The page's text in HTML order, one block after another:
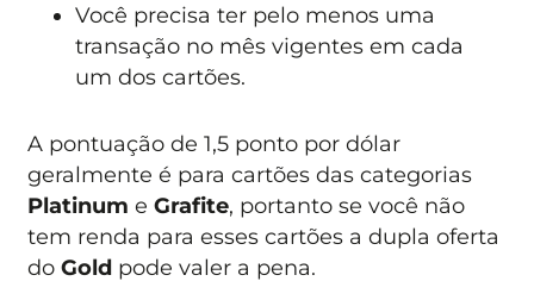
Você precisa ter pelo menos uma
transação no mês vigentes em cada
um dos cartões.
A pontuação de 1,5 ponto por dólar
geralmente é para cartões das categorias
Platinum eGrafite, portanto se você não
tem renda para esses cartões a dupla oferta
doGold pode valer a pena.